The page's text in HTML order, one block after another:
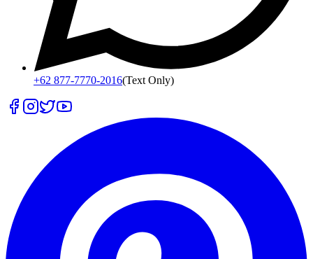
+62 877-7770-2016(Text Only)